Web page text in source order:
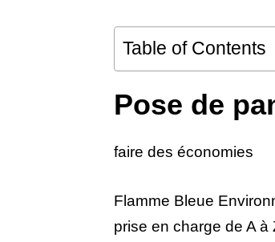
Table of Contents
Pose de
faire des économies
Flamme Bleue
prise en charge de A